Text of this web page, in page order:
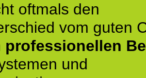
oftmals den
vom guten
professionellen
und